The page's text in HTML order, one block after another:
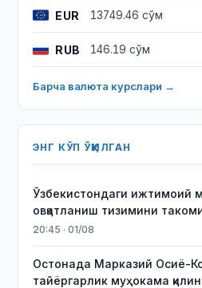
EUR 13749.46 сўм
RUB 146.19 сўм
Барча валюта курслари →
ЭНГ КЎП ЎҚИЛГАН
Ўзбекистондаги ижтимоий
овқатланиш тизимини
20:45 · 01/08
Остонада Марказий Осиё-
тайёргарлик муҳокама